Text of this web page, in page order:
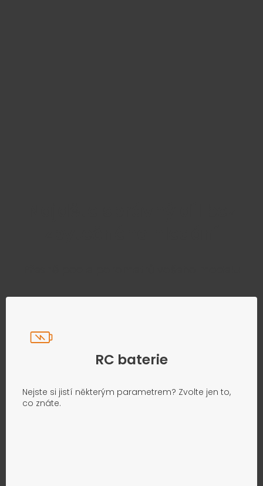
RC baterie
Nejste si jistí některým parametrem? Zvolte jen to,
co znáte.